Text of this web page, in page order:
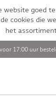
website goed
cookies die
het
voor 17:00 uur